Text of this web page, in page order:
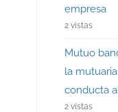
empresa
2 vistas
Mutuo
la
conducta
2 vistas